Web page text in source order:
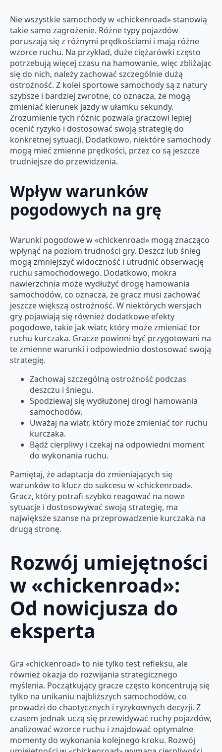
Nie wszystkie samochody w «chickenroad» stanowią
takie samo zagrożenie. Różne typy pojazdów
poruszają się z różnymi prędkościami i mają różne
wzorce ruchu. Na przykład, duże ciężarówki często
potrzebują więcej czasu na hamowanie, więc zbliżając
się do nich, należy zachować szczególnie dużą
ostrożność. Z kolei sportowe samochody są z natury
szybsze i bardziej zwrotne, co oznacza, że mogą
zmieniać kierunek jazdy w ułamku sekundy.
Zrozumienie tych różnic pozwala graczowi lepiej
ocenić ryzyko i dostosować swoją strategię do
konkretnej sytuacji. Dodatkowo, niektóre samochody
mogą mieć zmienne prędkości, przez co są jeszcze
trudniejsze do przewidzenia.
Wpływ warunków
pogodowych na grę
Warunki pogodowe w «chickenroad» mogą znacząco
wpłynąć na poziom trudności gry. Deszcz lub śnieg
mogą zmniejszyć widoczność i utrudnić obserwację
ruchu samochodowego. Dodatkowo, mokra
nawierzchnia może wydłużyć drogę hamowania
samochodów, co oznacza, że gracz musi zachować
jeszcze większą ostrożność. W niektórych wersjach
gry pojawiają się również dodatkowe efekty
pogodowe, takie jak wiatr, który może zmieniać tor
ruchu kurczaka. Gracze powinni być przygotowani na
te zmienne warunki i odpowiednio dostosować swoją
strategię.
Zachowaj szczególną ostrożność podczas
deszczu i śniegu.
Spodziewaj się wydłużonej drogi hamowania
samochodów.
Uważaj na wiatr, który może zmieniać tor ruchu
kurczaka.
Bądź cierpliwy i czekaj na odpowiedni moment
do wykonania ruchu.
Pamiętaj, że adaptacja do zmieniających się
warunków to klucz do sukcesu w «chickenroad».
Gracz, który potrafi szybko reagować na nowe
sytuacje i dostosowywać swoją strategię, ma
największe szanse na przeprowadzenie kurczaka na
drugą stronę.
Rozwój umiejętności
w «chickenroad»:
Od nowicjusza do
eksperta
Gra «chickenroad» to nie tylko test refleksu, ale
również okazja do rozwijania strategicznego
myślenia. Początkujący gracze często koncentrują się
tylko na unikaniu najbliższych samochodów, co
prowadzi do chaotycznych i ryzykownych decyzji. Z
czasem jednak uczą się przewidywać ruchy pojazdów,
analizować wzorce ruchu i znajdować optymalne
momenty do wykonania kolejnego kroku. Rozwój